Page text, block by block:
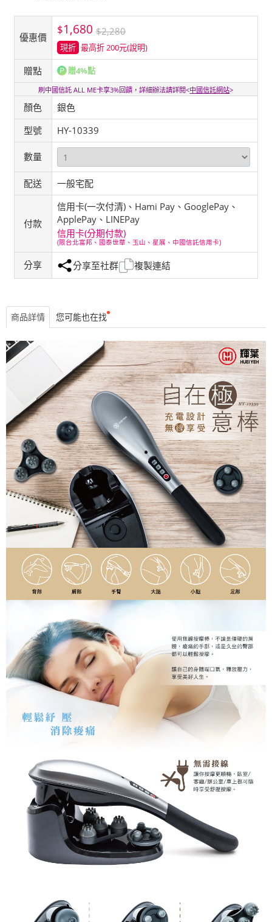
優惠價
$1,680 $2,280
現折 最高折 200元(說明)
贈點 贈4%點
刷中國信託 ALL ME卡享3%回饋，詳細辦法請詳閱<中國信託網站>
顏色
銀色
型號
HY-10339
數量
配送 一般宅配
付款
信用卡(一次付清)、Hami Pay、GooglePay、
ApplePay、LINEPay
信用卡(分期付款)
(限台北富邦、國泰世華、玉山、星展、中國信託信用卡)
分享 分享至社群 複製連結
商品詳情 您可能也在找